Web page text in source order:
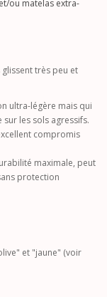
ou matelas extra-
très peu et
ultra-légère mais qui
les sols agressifs.
compromis
maximale, peut
protection
et "jaune" (voir